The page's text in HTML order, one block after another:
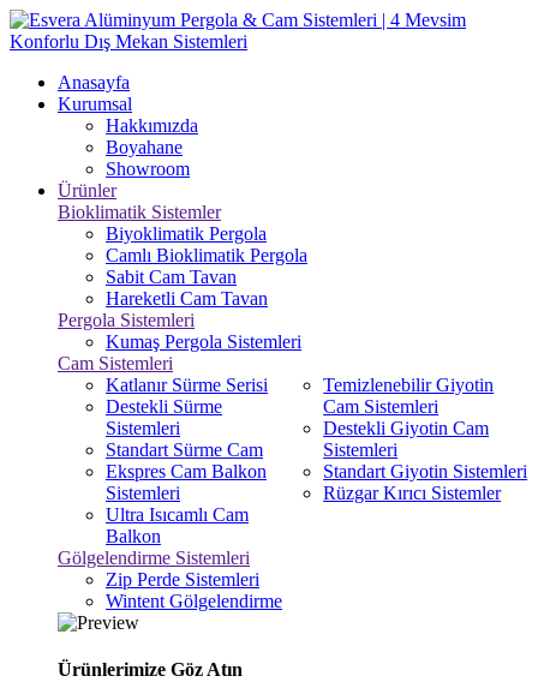
Anasayfa
Kurumsal
Hakkımızda
Boyahane
Showroom
Ürünler
Bioklimatik Sistemler
Biyoklimatik Pergola
Camlı Bioklimatik Pergola
Sabit Cam Tavan
Hareketli Cam Tavan
Pergola Sistemleri
Kumaş Pergola Sistemleri
Cam Sistemleri
Katlanır Sürme Serisi
Destekli Sürme
Sistemleri
Standart Sürme Cam
Ekspres Cam Balkon
Sistemleri
Ultra Isıcamlı Cam
Balkon
Temizlenebilir Giyotin
Cam Sistemleri
Destekli Giyotin Cam
Sistemleri
Standart Giyotin Sistemleri
Rüzgar Kırıcı Sistemler
Gölgelendirme Sistemleri
Zip Perde Sistemleri
Wintent Gölgelendirme
Ürünlerimize Göz Atın